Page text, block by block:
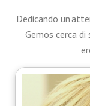
Dedicando
Gemos cerca